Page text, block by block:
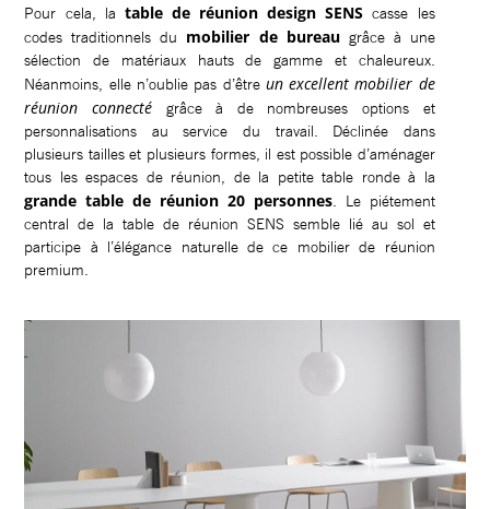
Pour cela, la table de réunion design SENS casse les
codes traditionnels du mobilier de bureaugrâce à une
sélection de matériaux hauts de gamme et chaleureux.
Néanmoins, elle n’oublie pas d’être un excellent mobilier de
réunion connecté grâce à de nombreuses options et
personnalisations au service du travail. Déclinée dans
plusieurs tailles et plusieurs formes, il est possible d’aménager
tous les espaces de réunion, de la petite table ronde à la
grande table de réunion 20 personnes. Le piétement
central de la table de réunion SENS semble lié au sol et
participe à l’élégance naturelle de ce mobilier de réunion
premium.